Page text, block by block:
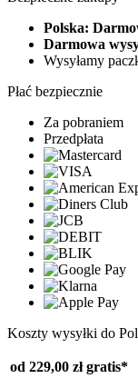
Polska:
Darmowa
Wysyłamy
Płać bezpiecznie
Za pobraniem
Przedpłata
Koszty wysyłki do
od 229,00 zł gratis*